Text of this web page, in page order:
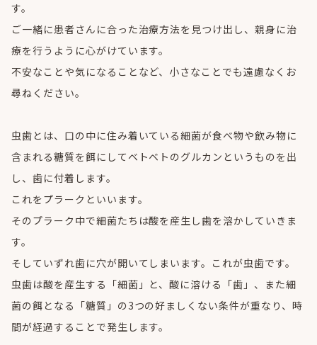
す。
ご一緒に患者さんに合った治療方法を見つけ出し、親身に治
療を行うように心がけています。
不安なことや気になることなど、小さなことでも遠慮なくお
尋ねください。
虫歯とは、口の中に住み着いている細菌が食べ物や飲み物に
含まれる糖質を餌にしてベトベトのグルカンというものを出
し、歯に付着します。
これをプラークといいます。
そのプラーク中で細菌たちは酸を産生し歯を溶かしていきま
す。
そしていずれ歯に穴が開いてしまいます。これが虫歯です。
虫歯は酸を産生する「細菌」と、酸に溶ける「歯」、また細
菌の餌となる「糖質」の3つの好ましくない条件が重なり、時
間が経過することで発生します。